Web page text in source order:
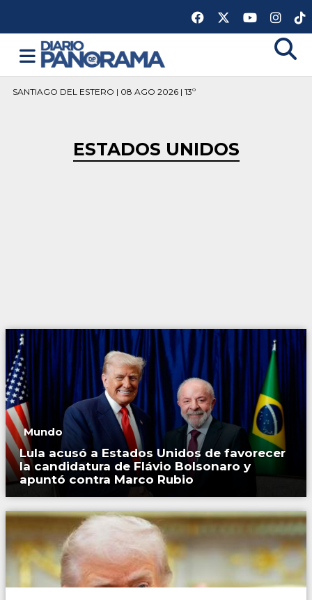
SANTIAGO DEL ESTERO | 08 AGO 2026 | 13º
ESTADOS UNIDOS
Mundo
Lula acusó a Estados Unidos de favorecer
la candidatura de Flávio Bolsonaro y
apuntó contra Marco Rubio